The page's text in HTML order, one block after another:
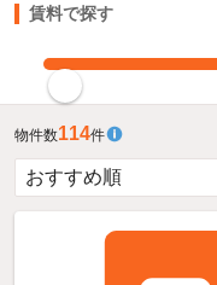
賃料で探す
物件数114件